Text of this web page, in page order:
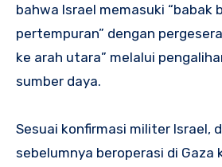
bahwa Israel memasuki “babak
pertempuran” dengan
ke arah utara” melalui
sumber daya.
Sesuai konfirmasi militer Israel,
sebelumnya beroperasi di Gaza